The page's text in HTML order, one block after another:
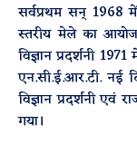
सर्वप्रथम सन् 1968 में
स्तरीय मेले का
विज्ञान प्रदर्शनी
एन.सी.ई.आर.टी. नई
विज्ञान प्रदर्शनी एवं
गया।